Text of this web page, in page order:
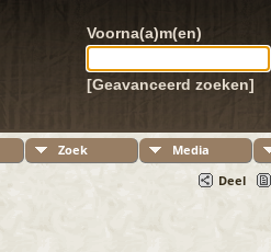
Voorna(a)m(en)
[Geavanceerd zoeken]
Zoek Media
Deel